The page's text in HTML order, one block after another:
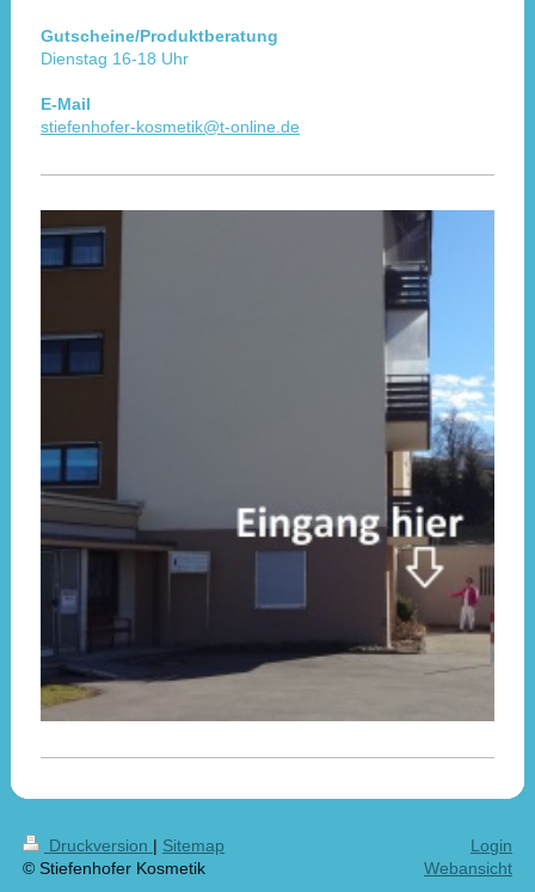
Gutscheine/Produktberatung
Dienstag 16-18 Uhr
E-Mail
stiefenhofer-kosmetik@t-online.de
Druckversion | Sitemap
© Stiefenhofer Kosmetik
Login
Webansicht